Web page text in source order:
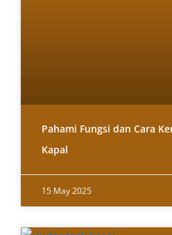
Pahami Fungsi dan Cara
Kapal
15 May 2025